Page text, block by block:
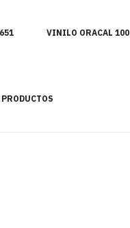
VINILO ORACAL 100
PRODUCTOS